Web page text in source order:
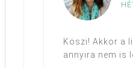
Köszi! Akkor a
annyira nem is